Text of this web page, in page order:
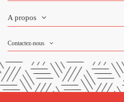
A propos
Contactez-nous